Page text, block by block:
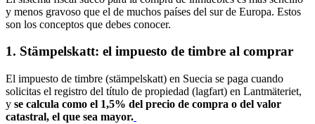
y menos gravoso que el de muchos países del sur de Europa. Estos
son los conceptos que debes conocer.
1. Stämpelskatt: el impuesto de timbre al comprar
El impuesto de timbre (stämpelskatt) en Suecia se paga cuando
solicitas el registro del título de propiedad (lagfart) en Lantmäteriet,
y se calcula como el 1,5% del precio de compra o del valor
catastral, el que sea mayor.